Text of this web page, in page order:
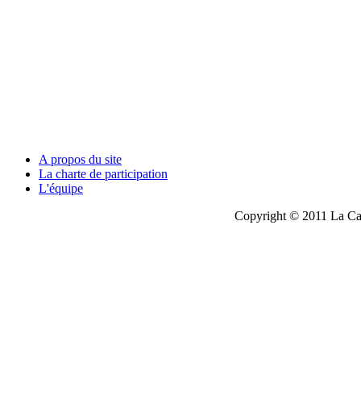
A propos du site
La charte de participation
L'équipe
Copyright © 2011 La